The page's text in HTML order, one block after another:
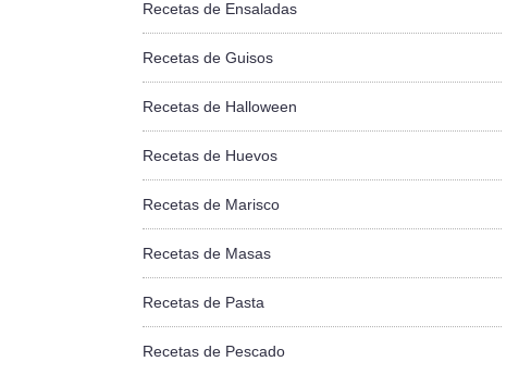
Recetas de Ensaladas
Recetas de Guisos
Recetas de Halloween
Recetas de Huevos
Recetas de Marisco
Recetas de Masas
Recetas de Pasta
Recetas de Pescado